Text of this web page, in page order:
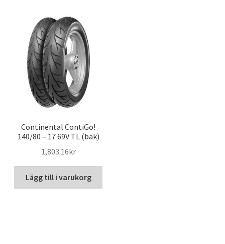
Continental ContiGo!
140/80 – 17 69V TL (bak)
1,803.16kr
Lägg till i varukorg